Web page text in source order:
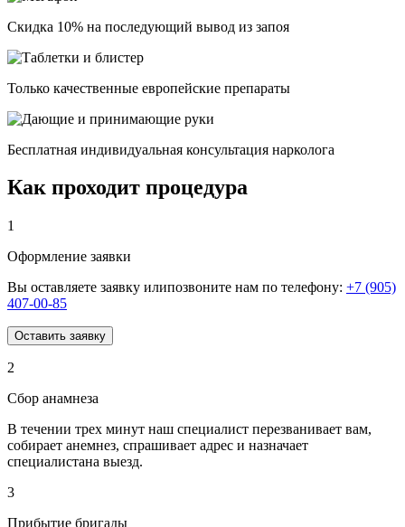
Скидка 10% на последующий вывод из запоя
Только качественные европейские препараты
Бесплатная индивидуальная консультация нарколога
Как проходит процедура
1
Оформление заявки
Вы оставляете заявку илипозвоните нам по телефону: +7 (905)
407-00-85
Оставить заявку
2
Сбор анамнеза
В течении трех минут наш специалист перезванивает вам,
собирает анемнез, спрашивает адрес и назначает
специалистана выезд.
3
Прибытие бригады